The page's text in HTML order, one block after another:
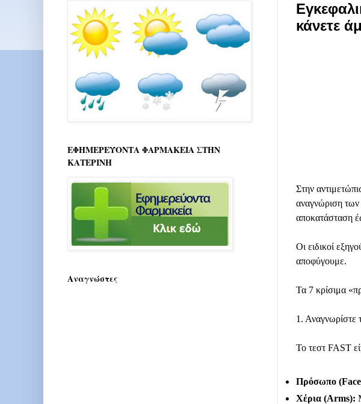
κάνετε
Στην
αναγνώριση
αποκατάσταση
Οι ειδικοί
αποφύγουμε.
Τα 7 κρίσιμα
1. Αναγνωρίστε
Το τεστ FAST
Πρόσωπο
Χέρια (Arms):
ΕΦΗΜΕΡΕΥΟΝΤΑ ΦΑΡΜΑΚΕΙΑ ΣΤΗΝ
ΚΑΤΕΡΙΝΗ
Αναγνώστες